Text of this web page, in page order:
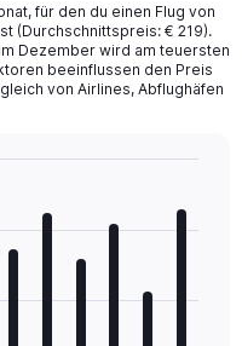
für den du einen Flug von
(Durchschnittspreis: € 219).
Dezember wird am teuersten
beeinflussen den Preis
von Airlines, Abflughäfen